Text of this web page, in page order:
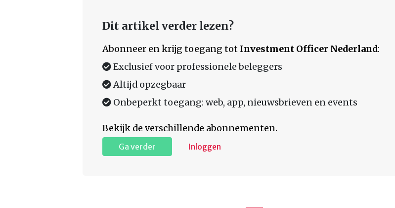
Dit artikel verder lezen?
Abonneer en krijg toegang tot Investment Officer Nederland:
Exclusief voor professionele beleggers
Altijd opzegbaar
Onbeperkt toegang: web, app, nieuwsbrieven en events
Bekijk de verschillende abonnementen.
Ga verder Inloggen